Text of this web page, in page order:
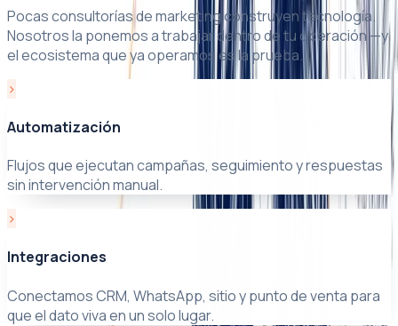
Pocas consultorías de marketing construyen tecnología.
Nosotros la ponemos a trabajar dentro de tu operación —y
el ecosistema que ya operamos es la prueba.
›
Automatización
Flujos que ejecutan campañas, seguimiento y respuestas
sin intervención manual.
›
Integraciones
Conectamos CRM, WhatsApp, sitio y punto de venta para
que el dato viva en un solo lugar.